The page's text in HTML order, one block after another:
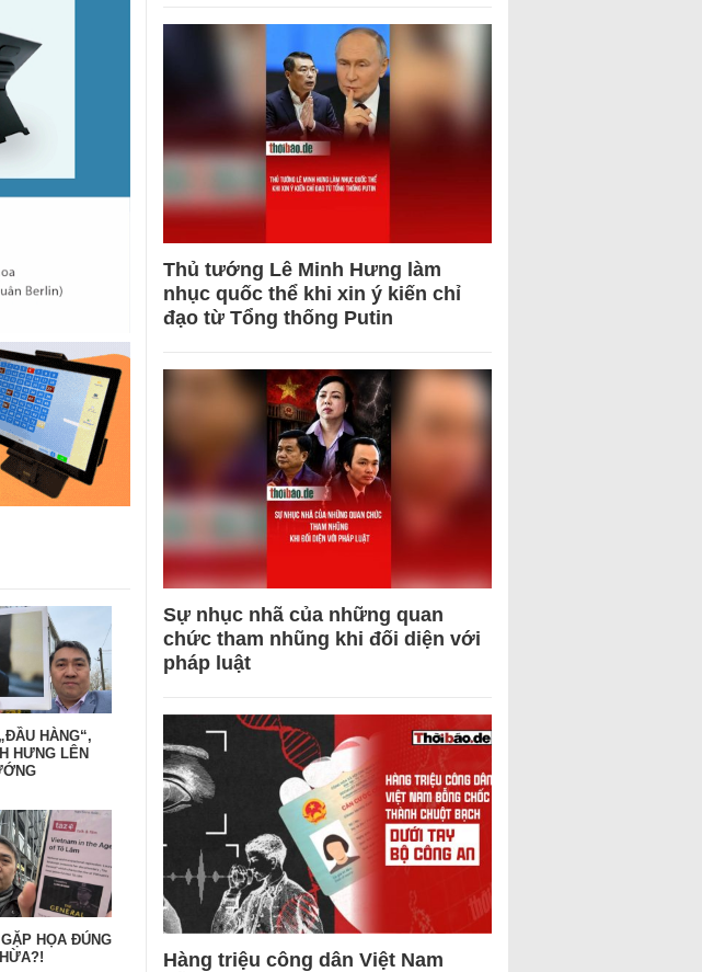
HÀNG“,
HƯNG LÊN
HỌA ĐÚNG
Thủ tướng Lê Minh Hưng làm
nhục quốc thể khi xin ý kiến chỉ
đạo từ Tổng thống Putin
Sự nhục nhã của những quan
chức tham nhũng khi đối diện với
pháp luật
Hàng triệu công dân Việt Nam